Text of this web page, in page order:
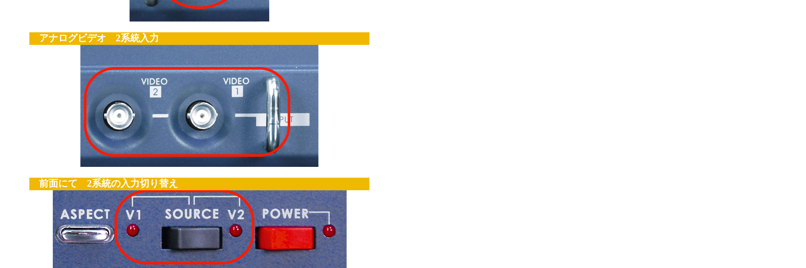
アナログビデオ 2系統入力
前面にて 2系統の入力切り替え